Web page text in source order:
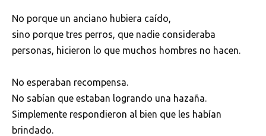
No porque un anciano hubiera caído,
sino porque tres perros, que nadie consideraba
personas, hicieron lo que muchos hombres no hacen.
No esperaban recompensa.
No sabían que estaban logrando una hazaña.
Simplemente respondieron al bien que les habían
brindado.